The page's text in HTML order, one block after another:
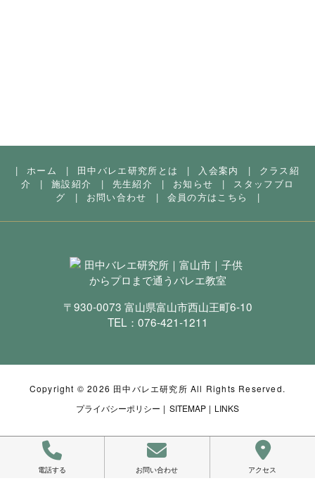
電話する お問い合わせ アクセス
| ホーム | 田中バレエ研究所とは | 入会案内 | クラス紹
介
|施設紹介 | 先生紹介 | お知らせ | スタッフブロ
グ | お問い合わせ | 会員の方はこちら |
〒930-0073 富山県富山市西山王町6-10
TEL： 076-421-1211
Copyright ©2026 田中バレエ研究所 All Rights Reserved.
プライバシーポリシー | SITEMAP| LINKS